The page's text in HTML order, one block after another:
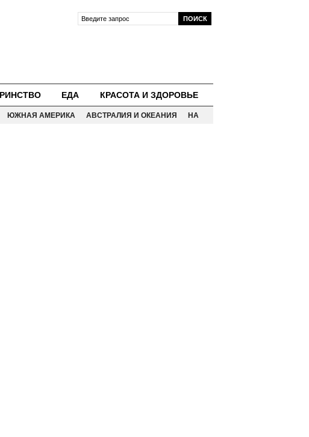
ЕДА
КРАСОТА И ЗДОРОВЬЕ
ЮЖНАЯ АМЕРИКА АВСТРАЛИЯ И ОКЕАНИЯ
НА